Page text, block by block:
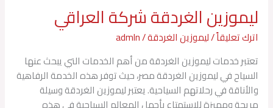
ليموزين الغردقة شركة العراقي
اترك تعليقاً/ليموزين الغردقة/
admln
تعتبر خدمات ليموزين الغردقة من أهم الخدمات التي يبحث عنها
السياح في ليموزين الغردقة مصر، حيث توفر هذه الخدمة الرفاهية
والأناقة في رحلاتهم السياحية. يعتبر ليموزين الغردقة وسيلة
مريحة ومميزة للاستمتاع بأجمل المعالم السياحية في هذه
ليموزين
الغردقة
شركة
العراقي